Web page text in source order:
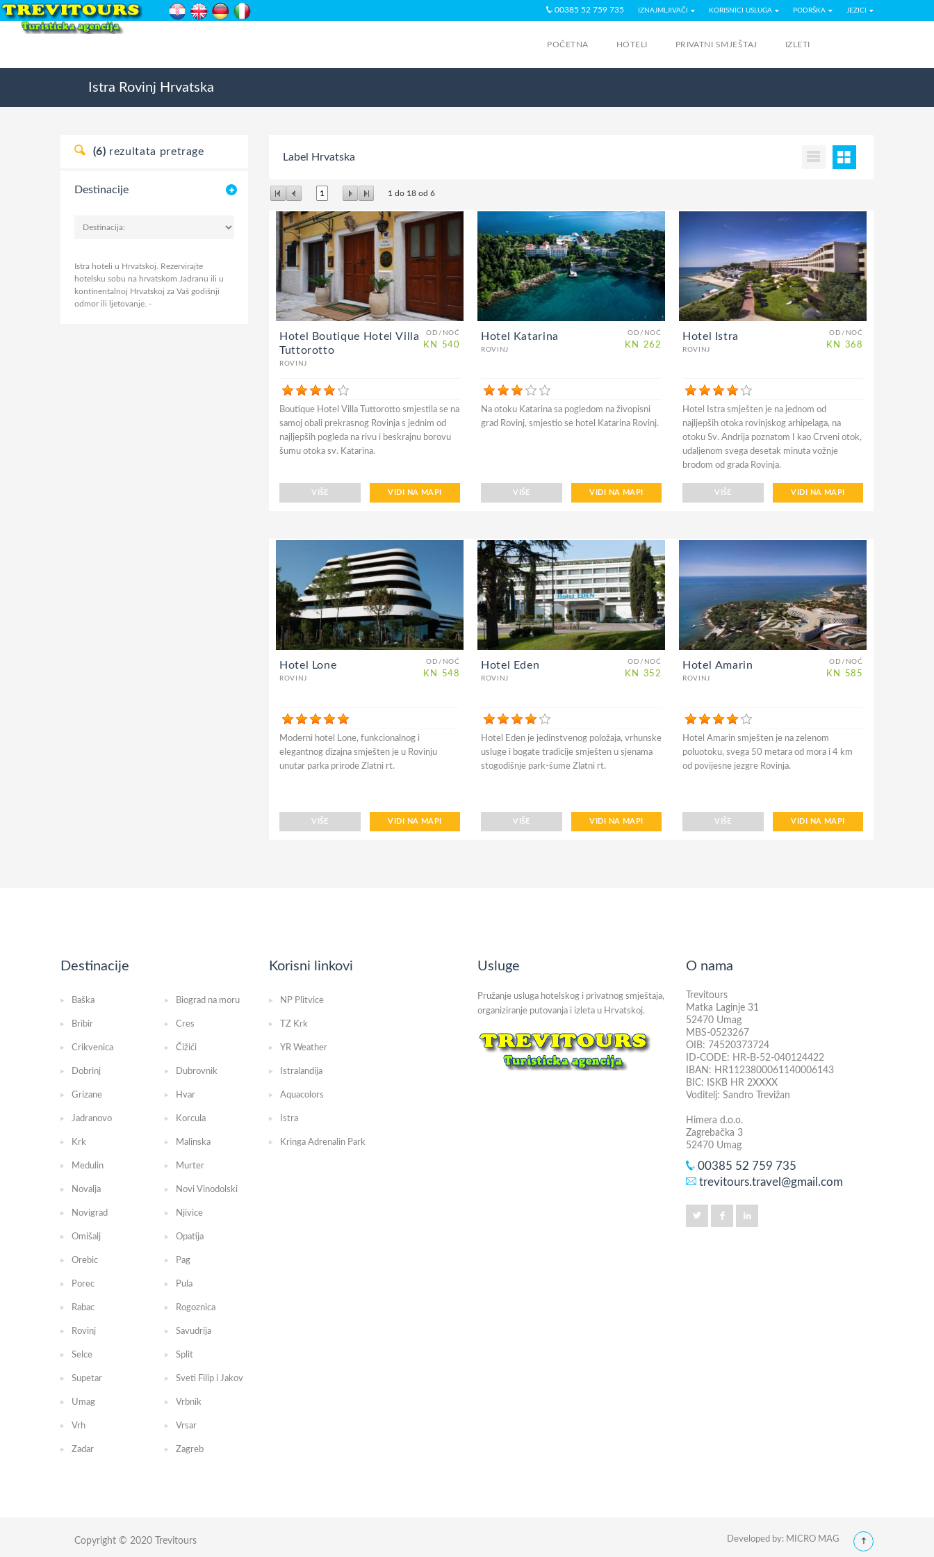
00385 52 759 735 IZNAJMLJIVAČI KORISNICI USLUGA PODRŠKA JEZICI
POČETNA HOTELI PRIVATNI SMJEŠTAJ IZLETI
Istra Rovinj Hrvatska
(6) rezultata pretrage
Destinacije
Istra hoteli u Hrvatskoj. Rezervirajte
hotelsku sobu na hrvatskom Jadranu ili u
kontinentalnoj Hrvatskoj za Vaš godišnji
odmor ili ljetovanje. -
Label Hrvatska
1 1 do 18 od 6
OD/NOĆ
KN 540
Hotel Boutique Hotel Villa
Tuttorotto
ROVINJ
Boutique Hotel Villa Tuttorotto smjestila se na
samoj obali prekrasnog Rovinja s jednim od
najljepših pogleda na rivu i beskrajnu borovu
šumu otoka sv. Katarina.
VIŠE VIDI NA MAPI
OD/NOĆ
KN 262
Hotel Katarina
ROVINJ
Na otoku Katarina sa pogledom na živopisni
grad Rovinj, smjestio se hotel Katarina Rovinj.
VIŠE VIDI NA MAPI
OD/NOĆ
KN 368
Hotel Istra
ROVINJ
Hotel Istra smješten je na jednom od
najljepših otoka rovinjskog arhipelaga, na
otoku Sv. Andrija poznatom I kao Crveni otok,
udaljenom svega desetak minuta vožnje
brodom od grada Rovinja.
VIŠE VIDI NA MAPI
OD/NOĆ
KN 548
Hotel Lone
ROVINJ
Moderni hotel Lone, funkcionalnog i
elegantnog dizajna smješten je u Rovinju
unutar parka prirode Zlatni rt.
VIŠE VIDI NA MAPI
OD/NOĆ
KN 352
Hotel Eden
ROVINJ
Hotel Eden je jedinstvenog položaja, vrhunske
usluge i bogate tradicije smješten u sjenama
stogodišnje park-šume Zlatni rt.
VIŠE VIDI NA MAPI
OD/NOĆ
KN 585
Hotel Amarin
ROVINJ
Hotel Amarin smješten je na zelenom
poluotoku, svega 50 metara od mora i 4 km
od povijesne jezgre Rovinja.
VIŠE VIDI NA MAPI
Destinacije
Baška Biograd na moru
Bribir Cres
Crikvenica Čižići
Dobrinj Dubrovnik
Grizane Hvar
Jadranovo Korcula
Krk Malinska
Medulin Murter
Novalja Novi Vinodolski
Novigrad Njivice
Omišalj Opatija
Orebic Pag
Porec Pula
Rabac Rogoznica
Rovinj Savudrija
Selce Split
Supetar Sveti Filip i Jakov
Umag Vrbnik
Vrh Vrsar
Zadar Zagreb
Korisni linkovi
NP Plitvice
TZ Krk
YR Weather
Istralandija
Aquacolors
Istra
Kringa Adrenalin Park
Usluge
Pružanje usluga hotelskog i privatnog smještaja,
organiziranje putovanja i izleta u Hrvatskoj.
O nama
Trevitours
Matka Laginje 31
52470 Umag
MBS-0523267
OIB: 74520373724
ID-CODE: HR-B-52-040124422
IBAN: HR1123800061140006143
BIC: ISKB HR 2XXXX
Voditelj: Sandro Trevižan
Himera d.o.o.
Zagrebačka 3
52470 Umag
00385 52 759 735
trevitours.travel@gmail.com
Copyright © 2020 Trevitours Developed by: MICRO MAG